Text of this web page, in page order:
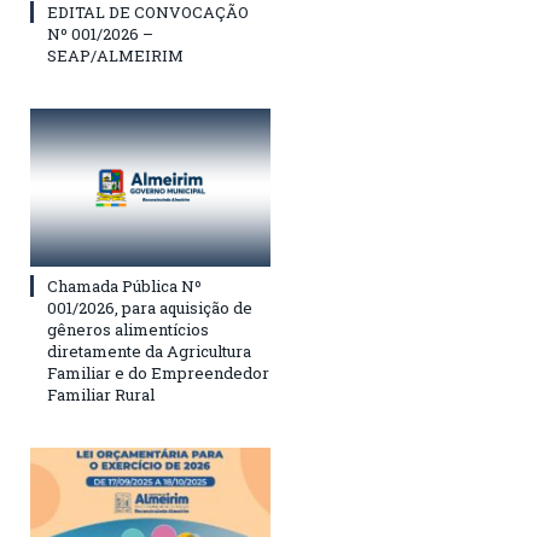
EDITAL DE CONVOCAÇÃO
Nº 001/2026 –
SEAP/ALMEIRIM
Chamada Pública Nº
001/2026, para aquisição de
gêneros alimentícios
diretamente da Agricultura
Familiar e do Empreendedor
Familiar Rural